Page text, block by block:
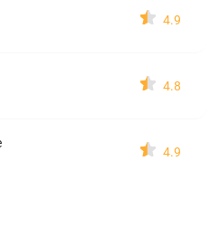
4.9
4.8
4.9